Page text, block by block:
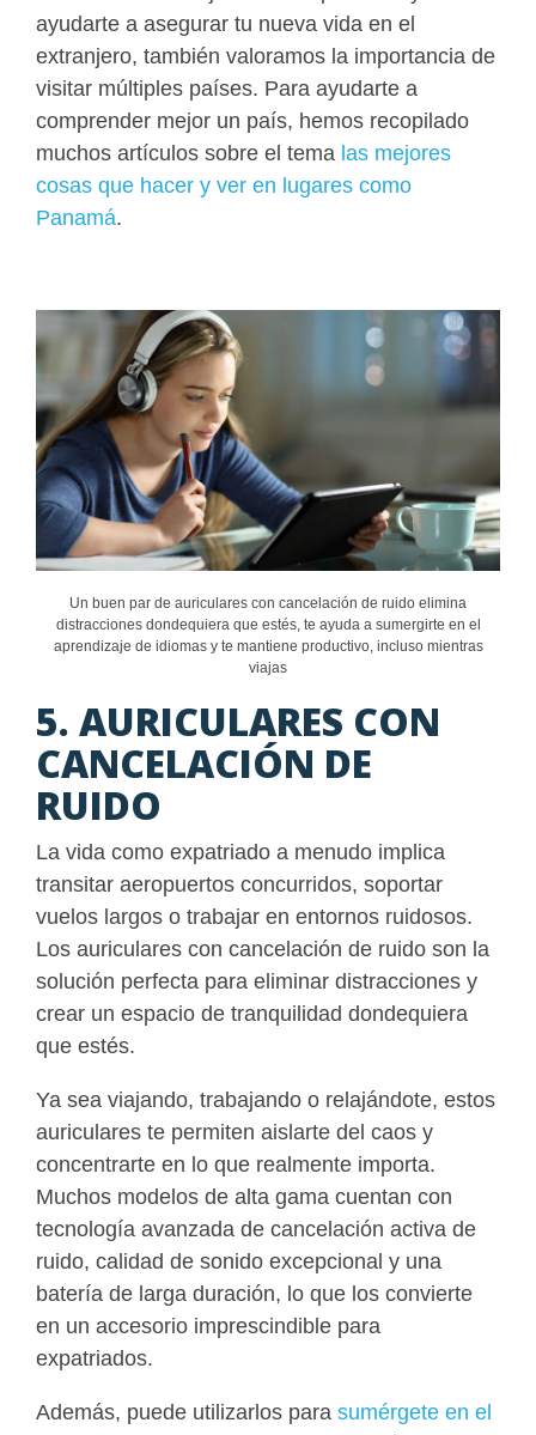
ayudarte a asegurar tu nueva vida en el
extranjero, también valoramos la importancia de
visitar múltiples países. Para ayudarte a
comprender mejor un país, hemos recopilado
muchos artículos sobre el tema las mejores
cosas que hacer y ver en lugares como
Panamá.
Un buen par de auriculares con cancelación de ruido elimina
distracciones dondequiera que estés, te ayuda a sumergirte en el
aprendizaje de idiomas y te mantiene productivo, incluso mientras
viajas
5. AURICULARES CON
CANCELACIÓN DE
RUIDO
La vida como expatriado a menudo implica
transitar aeropuertos concurridos, soportar
vuelos largos o trabajar en entornos ruidosos.
Los auriculares con cancelación de ruido son la
solución perfecta para eliminar distracciones y
crear un espacio de tranquilidad dondequiera
que estés.
Ya sea viajando, trabajando o relajándote, estos
auriculares te permiten aislarte del caos y
concentrarte en lo que realmente importa.
Muchos modelos de alta gama cuentan con
tecnología avanzada de cancelación activa de
ruido, calidad de sonido excepcional y una
batería de larga duración, lo que los convierte
en un accesorio imprescindible para
expatriados.
Además, puede utilizarlos para sumérgete en el